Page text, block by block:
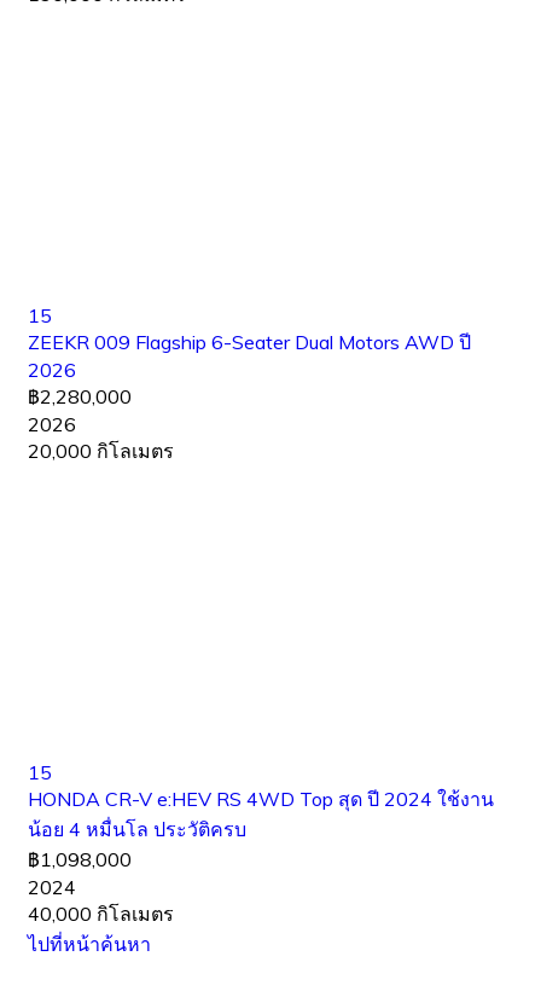
15
ZEEKR 009 Flagship 6-Seater Dual Motors AWD ปี
2026
฿2,280,000
2026
20,000 กิโลเมตร
15
HONDA CR-V e:HEV RS 4WD Top สุด ปี 2024 ใช้งาน
น้อย 4 หมื่นโล ประวัติครบ
฿1,098,000
2024
40,000 กิโลเมตร
ไปที่หน้าค้นหา